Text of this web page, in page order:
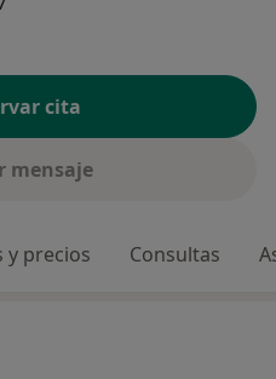
cita
mensaje
y precios Consultas